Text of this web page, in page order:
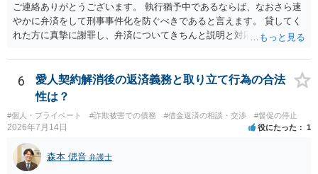
ご連絡ありがとうございます。 執行猶予中であるならば、なおさら速
やかに弁済をして刑事事件化を防ぐべきであると言えます。 貸してく
れた方に真摯に謝罪し、弁済についてきちんと説明と対応を行ってい
6
愛人契約解消後の返済義務と取り立て行為の合法
性は？
#個人・プライベート #詐欺被害での債務 #借金返済の相談・交渉 #督促の停止
2026年7月14日 役にたった 1
森本 偲音 弁護士